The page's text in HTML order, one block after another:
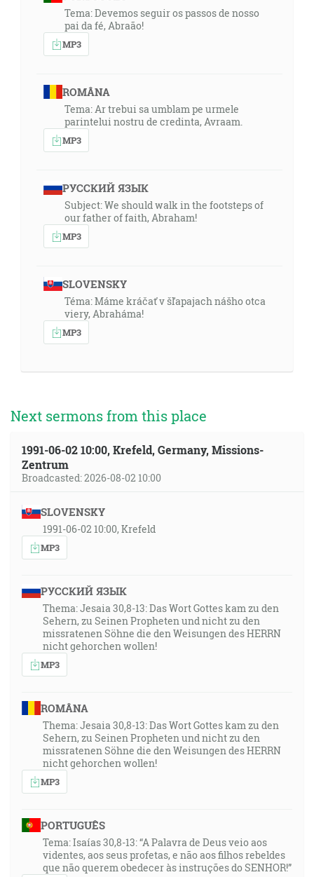
Tema: Devemos seguir os passos de nosso
pai da fé, Abraão!
MP3
ROMÂNA
Tema: Ar trebui sa umblam pe urmele
parintelui nostru de credinta, Avraam.
MP3
РУССКИЙ ЯЗЫК
Subject: We should walk in the footsteps of
our father of faith, Abraham!
MP3
SLOVENSKY
Téma: Máme kráčať v šľapajach nášho otca
viery, Abraháma!
MP3
Next sermons from this place
1991-06-02 10:00, Krefeld, Germany, Missions-
Zentrum
Broadcasted: 2026-08-02 10:00
SLOVENSKY
1991-06-02 10:00, Krefeld
MP3
РУССКИЙ ЯЗЫК
Thema: Jesaia 30,8-13: Das Wort Gottes kam zu den
Sehern, zu Seinen Propheten und nicht zu den
missratenen Söhne die den Weisungen des HERRN
nicht gehorchen wollen!
MP3
ROMÂNA
Thema: Jesaia 30,8-13: Das Wort Gottes kam zu den
Sehern, zu Seinen Propheten und nicht zu den
missratenen Söhne die den Weisungen des HERRN
nicht gehorchen wollen!
MP3
PORTUGUÊS
Tema: Isaías 30,8-13: “A Palavra de Deus veio aos
videntes, aos seus profetas, e não aos filhos rebeldes
que não querem obedecer às instruções do SENHOR!”